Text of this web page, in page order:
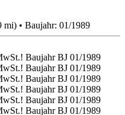
mi) • Baujahr: 01/1989